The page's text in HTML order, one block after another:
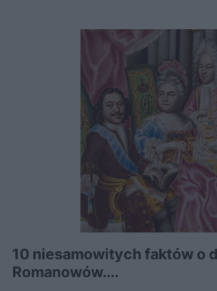
10 niesamowitych faktów o
Romanowów....